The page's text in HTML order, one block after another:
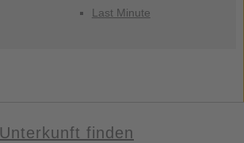
Last Minute
Unterkunft finden